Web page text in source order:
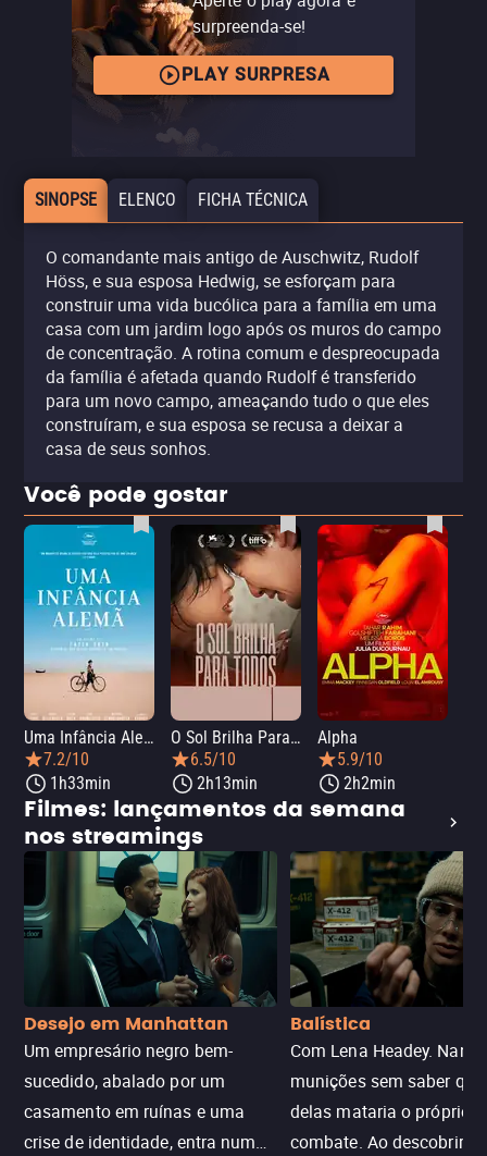
surpreenda-se!
PLAY SURPRESA
SINOPSE ELENCO FICHA TÉCNICA
O comandante mais antigo de Auschwitz, Rudolf
Höss, e sua esposa Hedwig, se esforçam para
construir uma vida bucólica para a família em uma
casa com um jardim logo após os muros do campo
de concentração. A rotina comum e despreocupada
da família é afetada quando Rudolf é transferido
para um novo campo, ameaçando tudo o que eles
construíram, e sua esposa se recusa a deixar a
casa de seus sonhos.
Você pode gostar
Uma Infância Alemã
7.2/10
1h33min
O Sol Brilha Para Todos
6.5/10
2h13min
Alpha
5.9/10
2h2min
Filmes: lançamentos da semana
nos streamings
Desejo em Manhattan
Um empresário negro bem-
sucedido, abalado por um
casamento em ruínas e uma
crise de identidade, entra num
Balística
Com Lena Headey.
munições sem saber
delas mataria o próprio
combate. Ao descobrir a